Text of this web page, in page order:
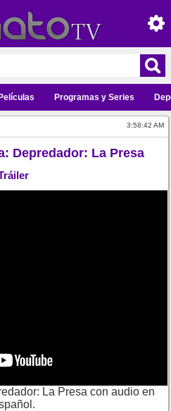
Películas Programas y Series
3:58:42 AM
Depredador: La Presa
La Presa con audio en